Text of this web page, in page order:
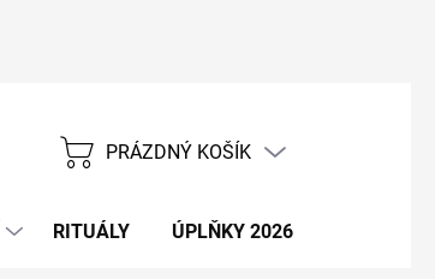
NÁKUPNÍ
PRÁZDNÝ KOŠÍK
RITUÁLY ÚPLŇKY 2026